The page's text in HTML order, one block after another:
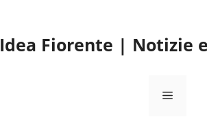
Idea Fiorente | Notizie
Menu